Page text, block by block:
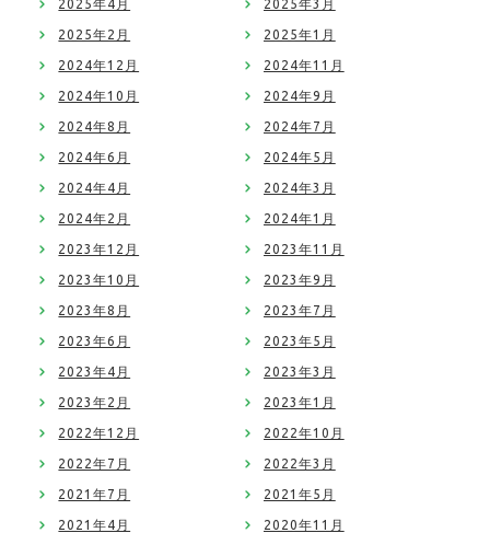
2025年4月 2025年3月
2025年2月 2025年1月
2024年12月 2024年11月
2024年10月 2024年9月
2024年8月 2024年7月
2024年6月 2024年5月
2024年4月 2024年3月
2024年2月 2024年1月
2023年12月 2023年11月
2023年10月 2023年9月
2023年8月 2023年7月
2023年6月 2023年5月
2023年4月 2023年3月
2023年2月 2023年1月
2022年12月 2022年10月
2022年7月 2022年3月
2021年7月 2021年5月
2021年4月 2020年11月